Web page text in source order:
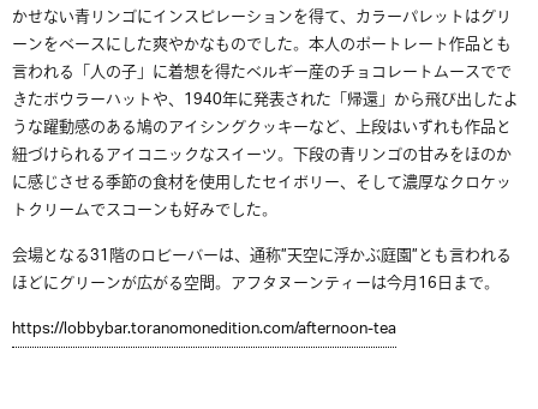
かせない青リンゴにインスピレーションを得て、カラーパレットはグリ
ーンをベースにした爽やかなものでした。本人のポートレート作品とも
言われる「人の子」に着想を得たベルギー産のチョコレートムースでで
きたボウラーハットや、1940年に発表された「帰還」から飛び出したよ
うな躍動感のある鳩のアイシングクッキーなど、上段はいずれも作品と
紐づけられるアイコニックなスイーツ。下段の青リンゴの甘みをほのか
に感じさせる季節の食材を使用したセイボリー、そして濃厚なクロケッ
トクリームでスコーンも好みでした。
会場となる31階のロビーバーは、通称”天空に浮かぶ庭園”とも言われる
ほどにグリーンが広がる空間。アフタヌーンティーは今月16日まで。
https://lobbybar.toranomonedition.com/afternoon-tea